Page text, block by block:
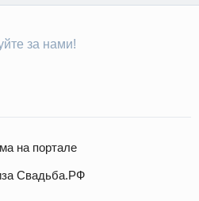
за нами!
на портале
Свадьба.РФ